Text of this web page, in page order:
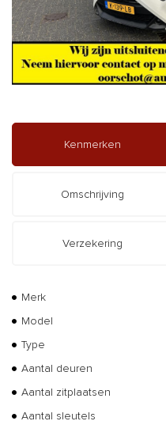
Kenmerken
Omschrijving
Verzekering
Merk
Model
Type
Aantal deuren
Aantal zitplaatsen
Aantal sleutels